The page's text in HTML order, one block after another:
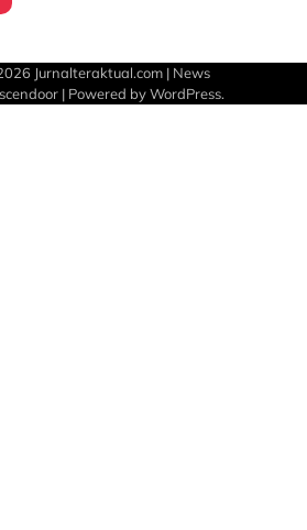
Jurnalteraktual.com | News
| Powered byWordPress.